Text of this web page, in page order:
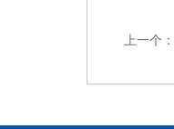
上一个：